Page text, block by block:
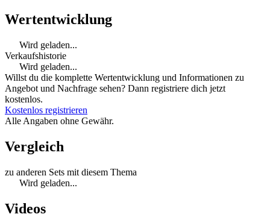
Wertentwicklung
Wird geladen...
Verkaufshistorie
Wird geladen...
Willst du die komplette Wertentwicklung und Informationen zu
Angebot und Nachfrage sehen? Dann registriere dich jetzt
kostenlos.
Kostenlos registrieren
Alle Angaben ohne Gewähr.
Vergleich
zu anderen Sets mit diesem Thema
Wird geladen...
Videos